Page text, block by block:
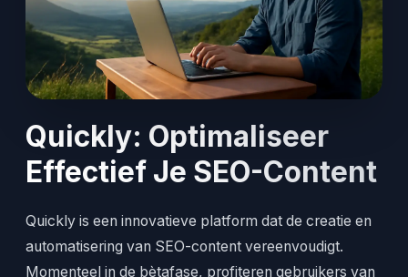
Quickly: Optimaliseer
Effectief Je SEO-Content
Quickly is een innovatieve platform dat de creatie en
automatisering van SEO-content vereenvoudigt.
Momenteel in de bètafase, profiteren gebruikers van